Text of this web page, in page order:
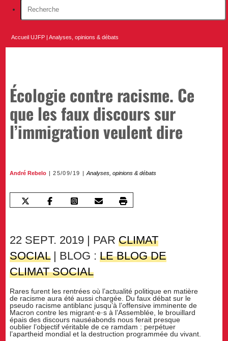
Accueil UJFP |Analyses, opinions & débats
Écologie contre racisme. Ce
que les faux discours sur
l’immigration veulent dire
André Rebelo 25/09/19 Analyses, opinions & débats
22 SEPT. 2019 | PARCLIMAT
SOCIAL| BLOG :LE BLOG DE
CLIMAT SOCIAL
Rares furent les rentrées où l’actualité politique en matière
de racisme aura été aussi chargée. Du faux débat sur le
pseudo racisme antiblanc jusqu’à l’offensive imminente de
Macron contre les migrant·e·s à l’Assemblée, le brouillard
épais des discours nauséabonds nous ferait presque
oublier l’objectif véritable de ce ramdam : perpétuer
l’apartheid mondial et la destruction programmée du vivant.